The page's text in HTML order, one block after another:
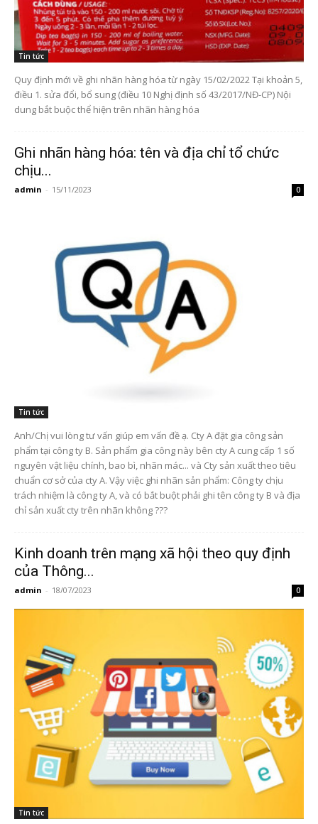
Tin tức
Quy định mới về ghi nhãn hàng hóa từ ngày 15/02/2022 Tại khoản 5,
điều 1. sửa đổi, bổ sung (điều 10 Nghị định số 43/2017/NĐ-CP) Nội
dung bắt buộc thể hiện trên nhãn hàng hóa
Ghi nhãn hàng hóa: tên và địa chỉ tổ chức
chịu...
admin - 15/11/2023 0
Tin tức
Anh/Chị vui lòng tư vấn giúp em vấn đề ạ. Cty A đặt gia công sản
phẩm tại công ty B. Sản phẩm gia công này bên cty A cung cấp 1 số
nguyên vật liệu chính, bao bì, nhãn mác... và Cty sản xuất theo tiêu
chuẩn cơ sở của cty A. Vậy việc ghi nhãn sản phẩm: Công ty chịu
trách nhiệm là công ty A, và có bắt buột phải ghi tên công ty B và địa
chỉ sản xuất cty trên nhãn không ???
Kinh doanh trên mạng xã hội theo quy định
của Thông...
admin - 18/07/2023 0
Tin tức